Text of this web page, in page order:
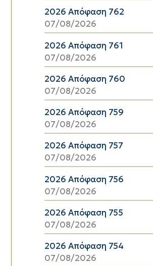
2026 Απόφαση 762
07/08/2026
2026 Απόφαση 761
07/08/2026
2026 Απόφαση 760
07/08/2026
2026 Απόφαση 759
07/08/2026
2026 Απόφαση 757
07/08/2026
2026 Απόφαση 756
07/08/2026
2026 Απόφαση 755
07/08/2026
2026 Απόφαση 754
07/08/2026